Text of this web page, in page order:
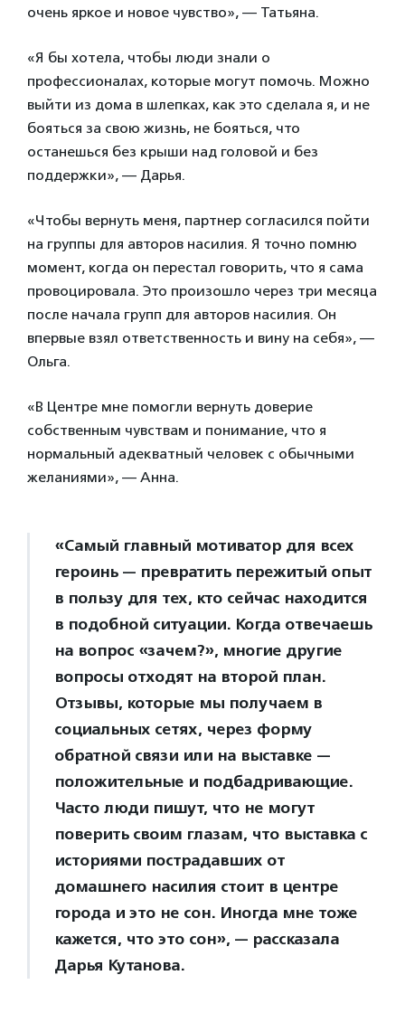
очень яркое и новое чувство», — Татьяна.
«Я бы хотела, чтобы люди знали о
профессионалах, которые могут помочь. Можно
выйти из дома в шлепках, как это сделала я, и не
бояться за свою жизнь, не бояться, что
останешься без крыши над головой и без
поддержки», — Дарья.
«Чтобы вернуть меня, партнер согласился пойти
на группы для авторов насилия. Я точно помню
момент, когда он перестал говорить, что я сама
провоцировала. Это произошло через три месяца
после начала групп для авторов насилия. Он
впервые взял ответственность и вину на себя», —
Ольга.
«В Центре мне помогли вернуть доверие
собственным чувствам и понимание, что я
нормальный адекватный человек с обычными
желаниями», — Анна.
«Самый главный мотиватор для всех
героинь — превратить пережитый опыт
в пользу для тех, кто сейчас находится
в подобной ситуации. Когда отвечаешь
на вопрос «зачем?», многие другие
вопросы отходят на второй план.
Отзывы, которые мы получаем в
социальных сетях, через форму
обратной связи или на выставке —
положительные и подбадривающие.
Часто люди пишут, что не могут
поверить своим глазам, что выставка с
историями пострадавших от
домашнего насилия стоит в центре
города и это не сон. Иногда мне тоже
кажется, что это сон», — рассказала
Дарья Кутанова.